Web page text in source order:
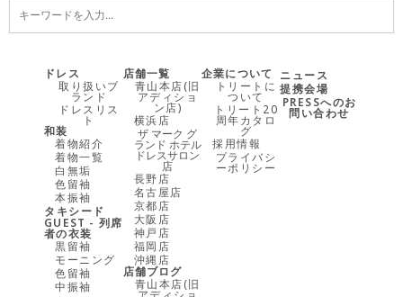
ドレス
取り扱いブ
ランド
ドレスリス
ト
和装
着物紹介
着物一覧
白無垢
色留袖
本振袖
タキシード
GUEST - 列席
者の衣装
黒留袖
モーニング
色留袖
中振袖
店舗一覧
青山本店(旧
アディショ
ン店)
横浜店
ザ マーク グ
ランド ホテル
ドレスサロン
店
長野店
名古屋店
京都店
大阪店
神戸店
福岡店
沖縄店
店舗ブログ
青山本店(旧
企業について
トリートに
ついて
トリート20
周年カタロ
グ
採用情報
プライバシ
ーポリシー
ニュース
提携会場
PRESSへのお
問い合わせ